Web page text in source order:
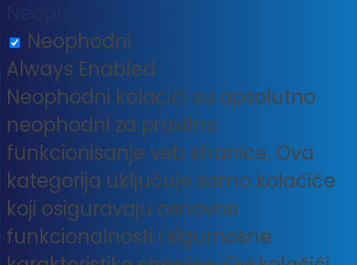
Neophodni
Always Enabled
Neophodni kolačići su apsolutno
neophodni za pravilno
funkcionisanje veb stranice. Ova
kategorija uključuje samo kolačiće
koji osiguravaju osnovne
funkcionalnosti i sigurnosne